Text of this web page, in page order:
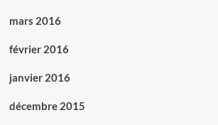
mars 2016
février 2016
janvier 2016
décembre 2015